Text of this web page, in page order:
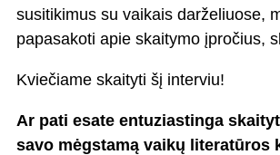
susitikimus su vaikais darželiuose,
papasakoti apie skaitymo įpročius,
Kviečiame skaityti šį interviu!
Ar pati esate entuziastinga
savo mėgstamą vaikų literatūros